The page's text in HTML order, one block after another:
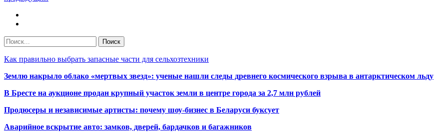
Как правильно выбрать запасные части для сельхозтехники
Землю накрыло облако «мертвых звезд»: ученые нашли следы древнего космического взрыва в антарктическом льду
В Бресте на аукционе продан крупный участок земли в центре города за 2,7 млн рублей
Продюсеры и независимые артисты: почему шоу-бизнес в Беларуси буксует
Аварийное вскрытие авто: замков, дверей, бардачков и багажников